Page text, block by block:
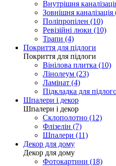
Внутрішня
Зовнішня каналізація
Поліпропілен (10)
Ревізійні люки (10)
Трапи (4)
Покриття для підлоги
Покриття для підлоги
Вінілова плитка (10)
Лінолеум (23)
Ламінат (4)
Підкладка для
Шпалери і декор
Шпалери і декор
Склополотно (12)
Флізелін (7)
Шпалери (11)
Декор для дому
Декор для дому
Фотокартини (18)